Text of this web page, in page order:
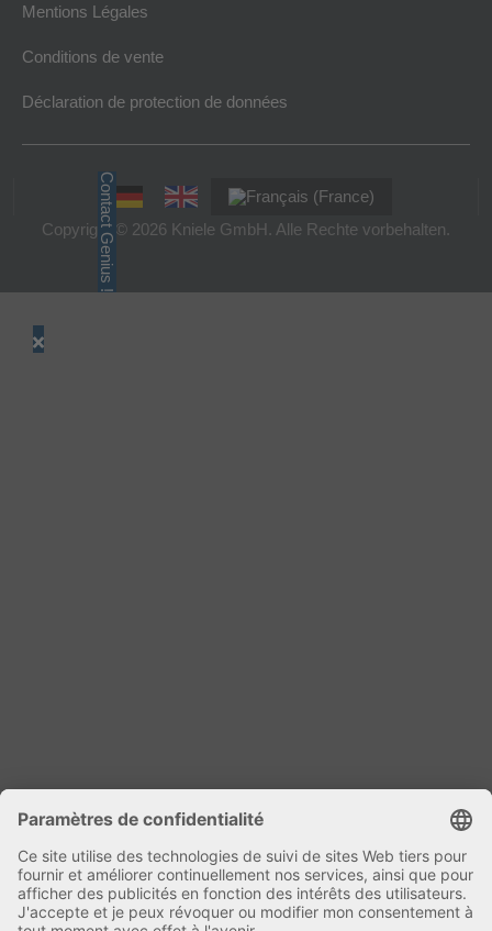
Mentions Légales
Conditions de vente
Déclaration de protection de données
Copyright © 2026 Kniele GmbH. Alle Rechte vorbehalten.
Contact Genius !